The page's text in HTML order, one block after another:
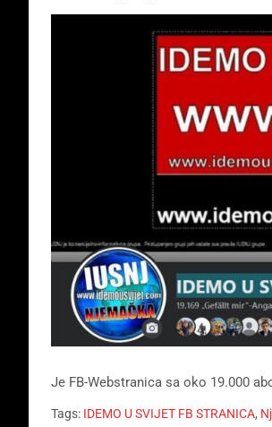
Je FB-Webstranica sa oko 19.000
Tags: IDEMO U SVIJET FB STRANICA,